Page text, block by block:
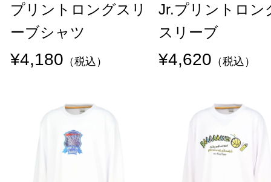
プリントロングスリ
ーブシャツ
¥4,180 （税込）
Jr.プリントロン
スリーブ
¥4,620 （税込）